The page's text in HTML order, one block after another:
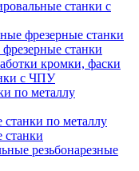
станки с
фрезерные станки
станки
кромки, фаски
с ЧПУ
по металлу
станки по металлу
станки
резьбонарезные